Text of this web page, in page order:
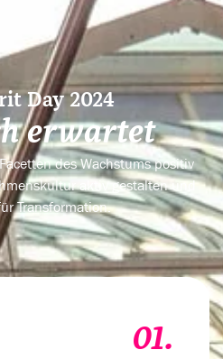
Day 2024
erwartet
des Wachstums positiv
aktiv gestalten und
Transformation.
01.